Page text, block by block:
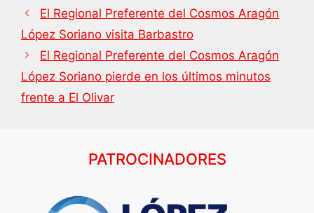
El Regional Preferente del Cosmos Aragón
López Soriano visita Barbastro
El Regional Preferente del Cosmos Aragón
López Soriano pierde en los últimos minutos
frente a El Olivar
PATROCINADORES